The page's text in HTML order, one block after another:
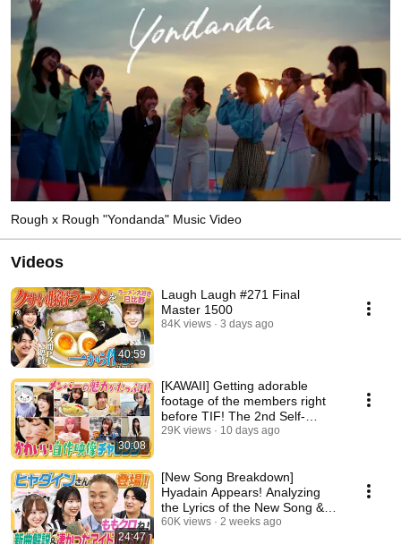
Rough x Rough "Yondanda" Music Video
Videos
40:59
Laugh Laugh #271 Final
Master 1500
84K views 3 days ago
30:08
[KAWAII] Getting adorable
footage of the members right
before TIF! The 2nd Self-
Produced Cute Vid...
29K views 10 days ago
24:47
[New Song Breakdown]
Hyadain Appears! Analyzing
the Lyrics of the New Song &
An Episode Quiz Abou...
60K views 2 weeks ago